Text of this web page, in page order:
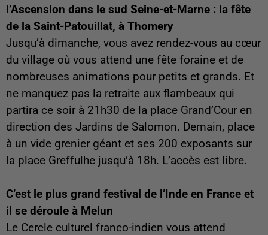
l’Ascension dans le sud Seine-et-Marne : la fête
de la Saint-Patouillat, à Thomery
Jusqu’à dimanche, vous avez rendez-vous au cœur
du village où vous attend une fête foraine et de
nombreuses animations pour petits et grands. Et
ne manquez pas la retraite aux flambeaux qui
partira ce soir à 21h30 de la place Grand’Cour en
direction des Jardins de Salomon. Demain, place
à un vide grenier géant et ses 200 exposants sur
la place Greffulhe jusqu’à 18h. L’accès est libre.
C’est le plus grand festival de l’Inde en France et
il se déroule à Melun
Le Cercle culturel franco-indien vous attend